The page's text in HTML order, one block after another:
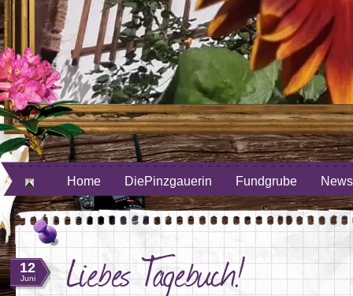
Home DiePinzgauerin Fundgrube
Twitter
12
Juni Liebes Tagebuch!